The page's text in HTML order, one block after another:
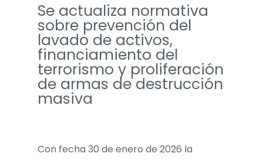
Se actualiza normativa
sobre prevención del
lavado de activos,
financiamiento del
terrorismo y proliferación
de armas de destrucción
masiva
Con fecha 30 de enero de 2026 la